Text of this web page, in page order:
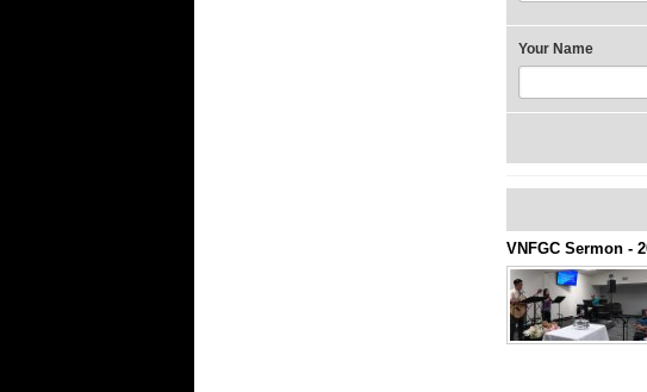
Your Name
VNFGC Sermon -